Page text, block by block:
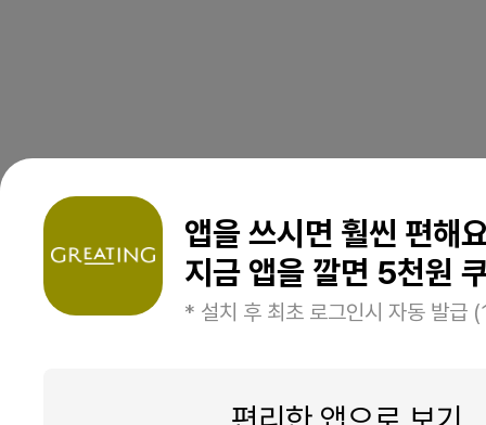
앱을 쓰시면 훨씬 편해
지금 앱을 깔면 5천원
* 설치 후 최초 로그인시 자동 발급